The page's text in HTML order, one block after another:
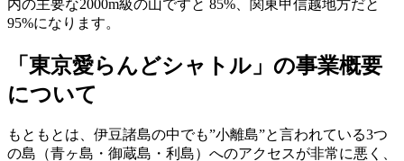
内の主要な2000m級の山ですと 85%、関東甲信越地方だと
95%になります。
「東京愛らんどシャトル」の事業概要
について
もともとは、伊豆諸島の中でも”小離島”と言われている3つ
の島（青ヶ島・御蔵島・利島）へのアクセスが非常に悪く、